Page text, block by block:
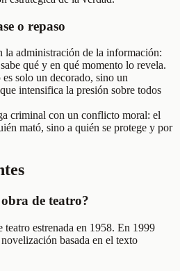
o repaso
la administración de la información:
qué y en qué momento lo revela.
solo un decorado, sino un
intensifica la presión sobre todos
criminal con un conflicto moral: el
mató, sino a quién se protege y por
de teatro?
estrenada en 1958. En 1999
basada en el texto